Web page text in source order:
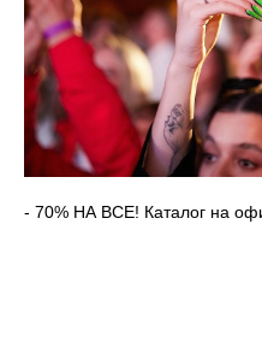
- 70% НА ВСЕ! Каталог на